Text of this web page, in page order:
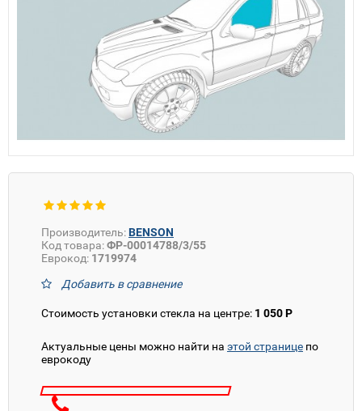
Производитель:BENSON
Код товара:ФР-00014788/3/55
Еврокод: 1719974
Добавить в сравнение
Стоимость установки стекла на центре: 1 050 Р
Актуальные цены можно найти на этой странице по
еврокоду